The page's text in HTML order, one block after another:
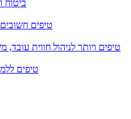
ביטוח
7 טיפים
21 טיפים